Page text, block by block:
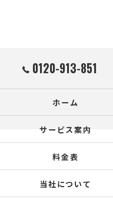
0120-913-851
ホーム
サービス案内
料金表
当社について